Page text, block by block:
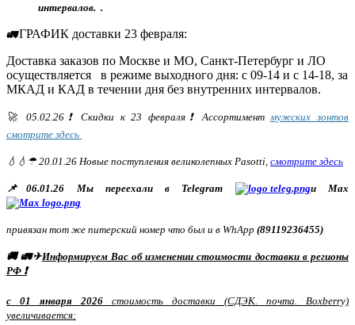
интервалов. .
🚛ГРАФИК доставки 23 февраля:
Доставка заказов по Москве и МО, Санкт-Петербург и ЛО
осуществляется в режиме выходного дня: с 09-14 и с 14-18, за
МКАД и КАД в течении дня без внутренних интервалов.
🚀 05.02.26❗ Скидки к 23 февраля❗ Ассортимент мужских зонтов
смотрите здесь
💧💧☂ 20.01.26 Новые поступления великолепных Pasotti, смотрите здесь
📌06.01.26 Мы переехали в Telegram и Max
привязан тот же питерский номер что был и в WhApp (89119236455)
🚚 🚛✈Информируем Вас об изменении стоимости доставки в регионы
РФ ❗
с 01 января 2026 стоимость доставки (СДЭК. почта. Boxberry)
увеличивается: